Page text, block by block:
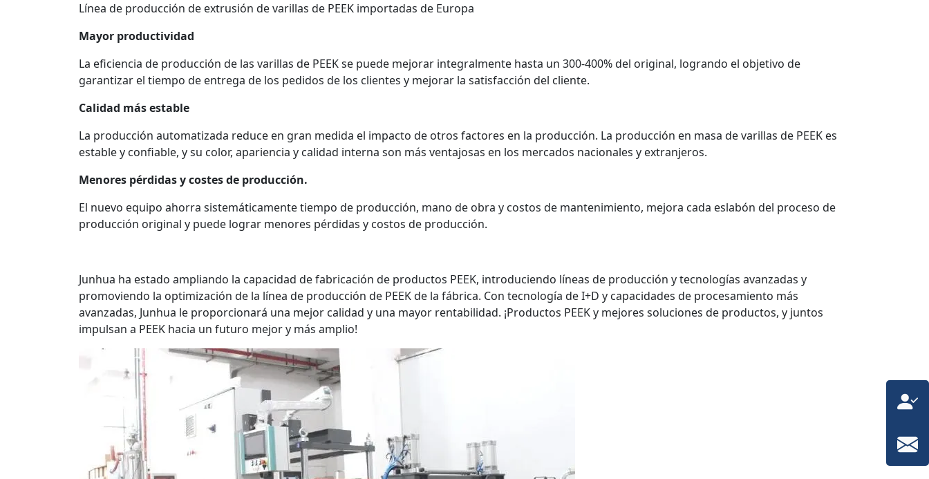
Línea de producción de extrusión de varillas de PEEK importadas de Europa
Mayor productividad
La eficiencia de producción de las varillas de PEEK se puede mejorar integralmente hasta un 300-400% del original, logrando el objetivo de
garantizar el tiempo de entrega de los pedidos de los clientes y mejorar la satisfacción del cliente.
Calidad más estable
La producción automatizada reduce en gran medida el impacto de otros factores en la producción. La producción en masa de varillas de PEEK es
estable y confiable, y su color, apariencia y calidad interna son más ventajosas en los mercados nacionales y extranjeros.
Menores pérdidas y costes de producción.
El nuevo equipo ahorra sistemáticamente tiempo de producción, mano de obra y costos de mantenimiento, mejora cada eslabón del proceso de
producción original y puede lograr menores pérdidas y costos de producción.
Junhua ha estado ampliando la capacidad de fabricación de productos PEEK, introduciendo líneas de producción y tecnologías avanzadas y
promoviendo la optimización de la línea de producción de PEEK de la fábrica. Con tecnología de I+D y capacidades de procesamiento más
avanzadas, Junhua le proporcionará una mejor calidad y una mayor rentabilidad. ¡Productos PEEK y mejores soluciones de productos, y juntos
impulsan a PEEK hacia un futuro mejor y más amplio!